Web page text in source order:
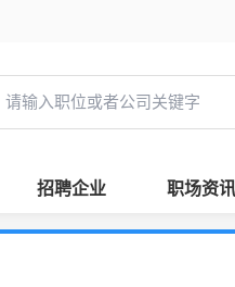
招聘企业 职场资讯